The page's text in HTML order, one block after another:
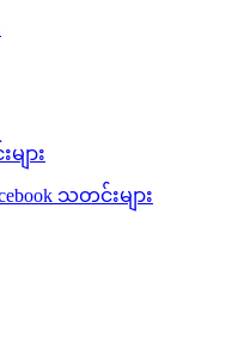
ျား
သတင်းများ